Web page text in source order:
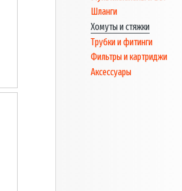
Шланги
Хомуты и стяжки
Трубки и фитинги
Фильтры и картриджи
Аксессуары